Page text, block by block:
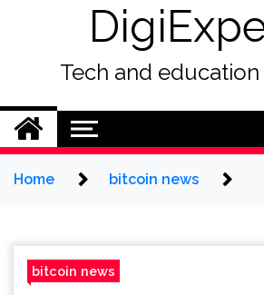
Tech and
Home bitcoin news
bitcoin news